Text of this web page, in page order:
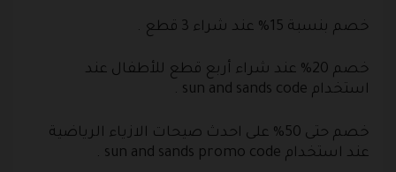
خصم بنسبة 15% عند شراء 3 قطع .
خصم 20% عند شراء أربع قطع للأطفال عند
استخدام sun and sands code .
خصم حتى 50% على احدث صيحات الازياء الرياضية
عند استخدام sun and sands promo code .